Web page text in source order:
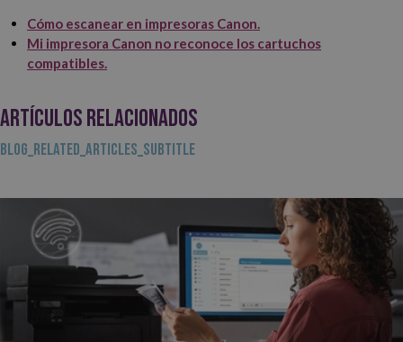
Cómo escanear en impresoras Canon.
Mi impresora Canon no reconoce los cartuchos
compatibles.
ARTÍCULOS RELACIONADOS
BLOG_RELATED_ARTICLES_SUBTITLE